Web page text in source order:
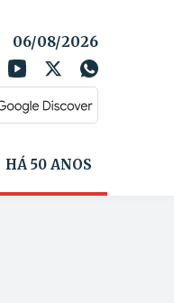
06/08/2026
HÁ 50 ANOS